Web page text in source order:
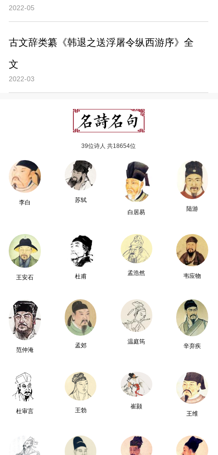
2022-05
古文辞类纂《韩退之送浮屠令纵西游序》全
文
2022-03
39位诗人 共18654位
李白
苏轼
白居易
陆游
王安石 杜甫
孟浩然 韦应物
范仲淹
孟郊
温庭筠
辛弃疾
杜审言 王勃
崔颢
王维